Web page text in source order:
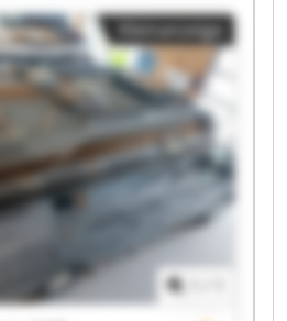
GME Rütger
Hülsermann GME
GME Rütger Hülsermann
GME Rütger
Hülsermann GME
Rütger Hülsermann
GME Rütger
Hülsermann GME
Kleinanzeige